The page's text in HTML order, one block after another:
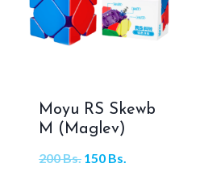
Moyu RS Skewb
M (Maglev)
200Bs. El
150 Bs.